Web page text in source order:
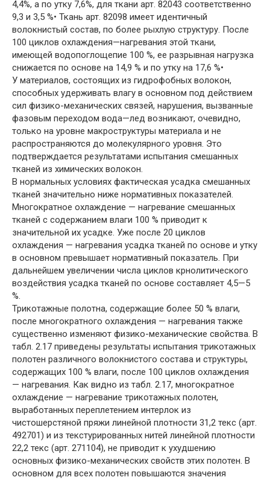
4,4%, а по утку 7,6%, для ткани арт. 82043 соответственно
9,3 и 3,5 %• Ткань арт. 82098 имеет идентичный
волокнистый состав, по более рыхлую структуру. После
100 циклов охлаждения—нагревания этой ткани,
имеющей водопоглощепие 100 %, ее разрывная нагрузка
снижается по основе на 14,9 % и по утку на 17,6 %•
У материалов, состоящих из гидрофобных волокон,
способных удерживать влагу в основном под действием
сил физико-механических связей, нарушения, вызванные
фазовым переходом вода—лед возникают, очевидно,
только на уровне макроструктуры материала и не
распространяются до молекулярного уровня. Это
подтверждается результатами испытания смешанных
тканей из химических волокон.
В нормальных условиях фактическая усадка смешанных
тканей значительно ниже нормативных показателей.
Многократное охлаждение — нагревание смешанных
тканей с содержанием влаги 100 % приводит к
значительной их усадке. Уже после 20 циклов
охлаждения — нагревания усадка тканей по основе и утку
в основном превышает нормативный показатель. При
дальнейшем увеличении числа циклов крнолитического
воздействия усадка тканей по основе составляет 4,5—5
%.
Трикотажные полотна, содержащие более 50 % влаги,
после многократного охлаждения — нагревания также
существенно изменяют физико-механические свойства. В
табл. 2.17 приведены результаты испытания трикотажных
полотен различного волокнистого состава и структуры,
содержащих 100 % влаги, после 100 циклов охлаждения
— нагревания. Как видно из табл. 2.17, многократное
охлаждение — нагревание трикотажных полотен,
выработанных переплетением интерлок из
чистошерстяной пряжи линейной плотности 31,2 текс (арт.
492701) и из текстурированных нитей линейной плотности
22,2 текс (арт. 271104), не приводит к ухудшению
основных физико-механических свойств этих полотен. В
основном для всех полотен повышаются значения